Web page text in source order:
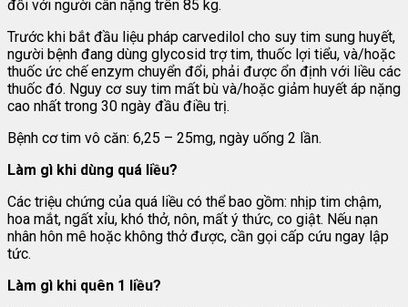
đối với người cân nặng trên 85 kg.
Trước khi bắt đầu liệu pháp carvedilol cho suy tim sung huyết,
người bệnh đang dùng glycosid trợ tim, thuốc lợi tiểu, và/hoặc
thuốc ức chế enzym chuyển đổi, phải được ổn định với liều các
thuốc đó. Nguy cơ suy tim mất bù và/hoặc giảm huyết áp nặng
cao nhất trong 30 ngày đầu điều trị.
Bệnh cơ tim vô căn: 6,25 – 25mg, ngày uống 2 lần.
Làm gì khi dùng quá liều?
Các triệu chứng của quá liều có thể bao gồm: nhịp tim chậm,
hoa mắt, ngất xỉu, khó thở, nôn, mất ý thức, co giật. Nếu nạn
nhân hôn mê hoặc không thở được, cần gọi cấp cứu ngay lập
tức.
Làm gì khi quên 1 liều?